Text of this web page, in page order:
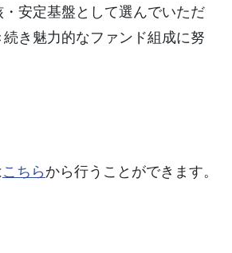
安定基盤として選んでいただ
き魅力的なファンド組成に努
こちらから行うことができます。